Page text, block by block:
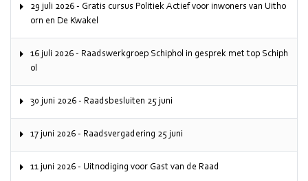
29 juli 2026 - Gratis cursus Politiek Actief voor inwoners van Uitho
orn en De Kwakel
16 juli 2026 - Raadswerkgroep Schiphol in gesprek met top Schiph
ol
30 juni 2026 - Raadsbesluiten 25 juni
17 juni 2026 - Raadsvergadering 25 juni
11 juni 2026 - Uitnodiging voor Gast van de Raad